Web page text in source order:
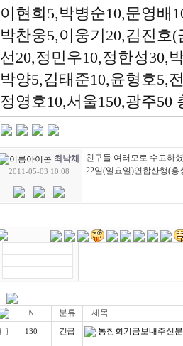
이현희5,박병순10,문영배
박찬웅5,이웅기20,김진호
선20,정민우10,정한성30,
박양5,김태준10,윤형호5,
정영호10,서울150,광주50
최낙채
2011-05-03 10:08
친구들 여러모로 수고하
22일(일요일)연합산행(홍
N 분류 제목
130 긴급 통창회기금보내주신